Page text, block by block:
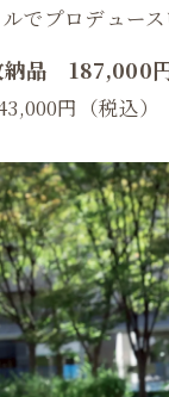
でプロデュース
品 187,000円
円（税込）